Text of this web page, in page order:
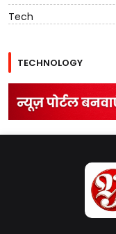
Tech
TECHNOLOGY